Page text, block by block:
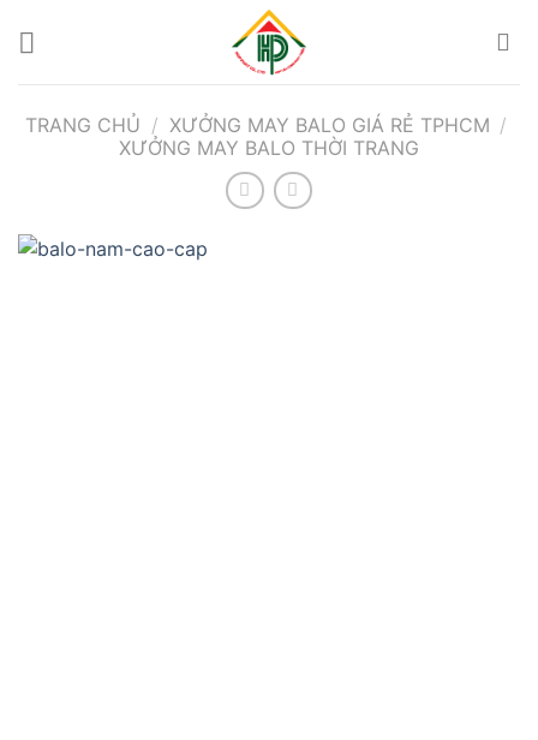
TRANG CHỦ / XƯỞNG MAY BALO GIÁ RẺ TPHCM /
XƯỞNG MAY BALO THỜI TRANG